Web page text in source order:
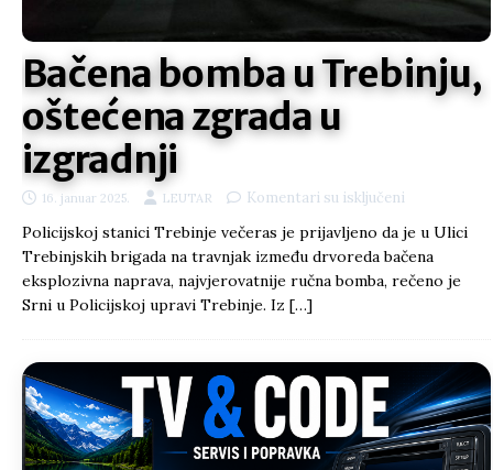
Bačena bomba u Trebinju,
oštećena zgrada u
izgradnji
16. januar 2025. LEUTAR Komentari su isključeni
Policijskoj stanici Trebinje večeras je prijavljeno da je u Ulici
Trebinjskih brigada na travnjak između drvoreda bačena
eksplozivna naprava, najvjerovatnije ručna bomba, rečeno je
Srni u Policijskoj upravi Trebinje. Iz […]